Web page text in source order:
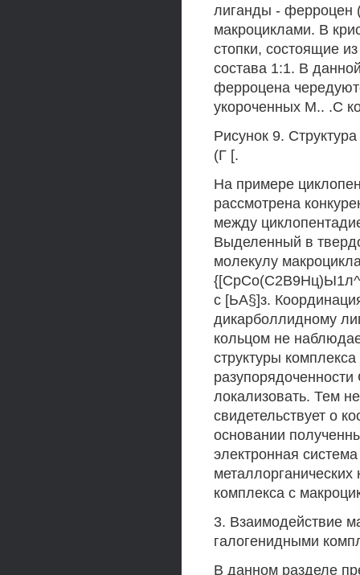
лиганды - ферроцен
макроциклами. В
стопки, состоящие
состава 1:1. В
ферроцена
укороченных М.. .С
Рисунок 9.
(Г [.
На примере
рассмотрена
между
Выделенный в
молекулу
с [ЬА§]з.
дикарболлидному
кольцом не
структуры
локализовать. Тем
свидетельствует о
основании
электронная
комплекса с
3. Взаимодействие
галогенидными
В данном разделе